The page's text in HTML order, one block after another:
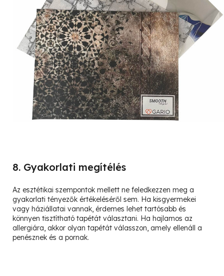
8. Gyakorlati megítélés
Az esztétikai szempontok mellett ne feledkezzen meg a
gyakorlati tényezők értékeléséről sem. Ha kisgyermekei
vagy háziállatai vannak, érdemes lehet tartósabb és
könnyen tisztítható tapétát választani. Ha hajlamos az
allergiára, akkor olyan tapétát válasszon, amely ellenáll a
penésznek és a pornak.